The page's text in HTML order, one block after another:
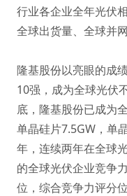
行业各企业全年光伏
全球出货量、全球并
隆基股份以亮眼的成
10强，成为全球光伏
底，隆基股份已成为
单晶硅片7.5GW，单
年，连续两年在全球
的全球光伏企业竞争
位，综合竞争力评分